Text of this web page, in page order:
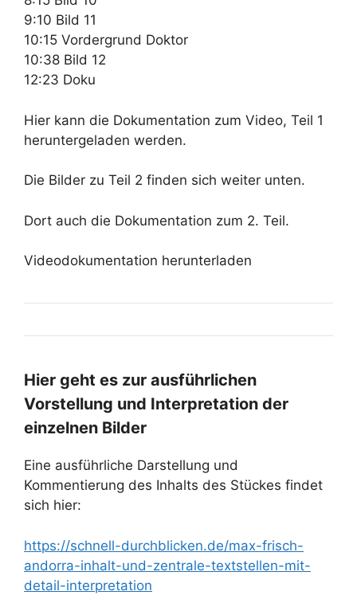
9:10 Bild 11
10:15 Vordergrund Doktor
10:38 Bild 12
12:23 Doku
Hier kann die Dokumentation zum Video, Teil 1
heruntergeladen werden.
Die Bilder zu Teil 2 finden sich weiter unten.
Dort auch die Dokumentation zum 2. Teil.
Videodokumentation herunterladen
Hier geht es zur ausführlichen
Vorstellung und Interpretation der
einzelnen Bilder
Eine ausführliche Darstellung und
Kommentierung des Inhalts des Stückes findet
sich hier:
https://schnell-durchblicken.de/max-frisch-
andorra-inhalt-und-zentrale-textstellen-mit-
detail-interpretation